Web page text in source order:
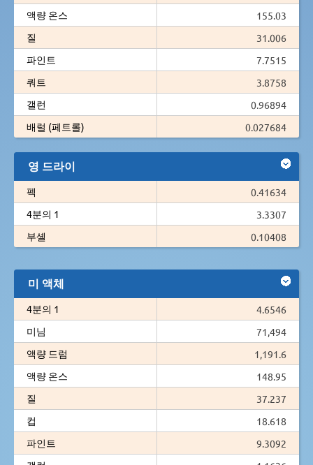
액량 온스
155.03
질
31.006
파인트
7.7515
쿼트
3.8758
갤런
0.96894
배럴 (페트롤)
0.027684
영 드라이
펙
0.41634
4분의 1
3.3307
부셸
0.10408
미 액체
4분의 1
4.6546
미님
71,494
액량 드럼
1,191.6
액량 온스
148.95
질
37.237
컵
18.618
파인트
9.3092